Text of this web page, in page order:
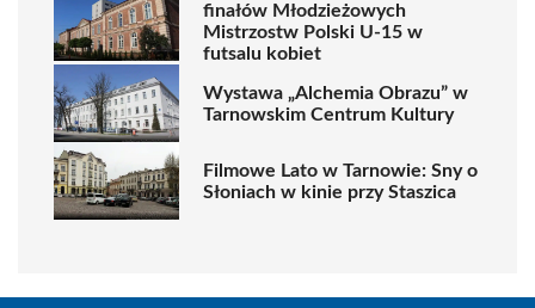
finałów Młodzieżowych
Mistrzostw Polski U-15 w
futsalu kobiet
Wystawa „Alchemia Obrazu” w
Tarnowskim Centrum Kultury
Filmowe Lato w Tarnowie: Sny o
Słoniach w kinie przy Staszica